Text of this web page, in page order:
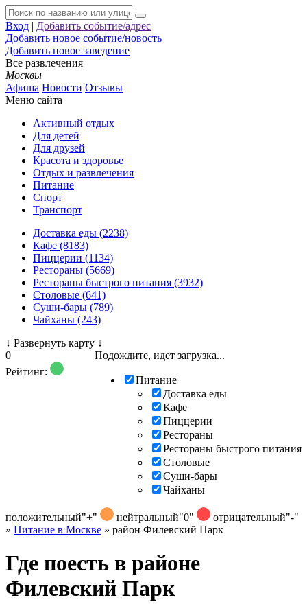
Вход | Добавить событие/адрес
Добавить новое событие/новость
Добавить новое заведение
Все развлечения
Москвы
Афиша Новости Отзывы
Меню сайта
Активный отдых
Для детей
Для друзей
Красота и здоровье
Отдых и развлечения
Питание
Спорт
Транспорт
Доставка еды (2238)
Кафе (8183)
Пиццерии (1134)
Рестораны (5669)
Рестораны быстрого питания (3932)
Столовые (641)
Суши-бары (789)
Чайханы (243)
↓ Развернуть карту ↓
Подождите, идет загрузка...
Питание
Доставка еды
Кафе
Пиццерии
Рестораны
Рестораны быстрого питания
Столовые
Суши-бары
Чайханы
0
Рейтинг:
положительный"+" нейтральный"0" отрицательный"-"
» Питание в Москве » район Филевский Парк
Где поесть в районе
Филевский Парк